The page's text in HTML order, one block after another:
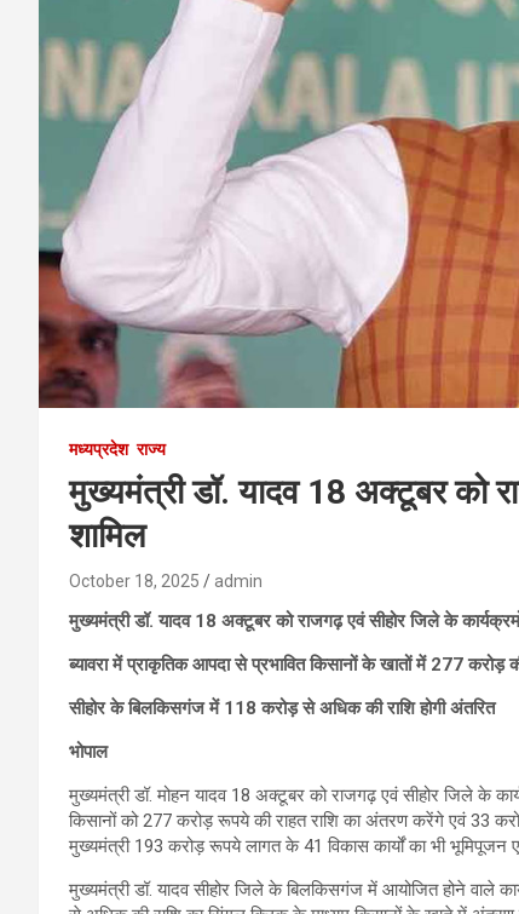
मध्यप्रदेश राज्य
मुख्यमंत्री डॉ. यादव 18 अक्टूबर को
शामिल
October 18, 2025 admin
मुख्यमंत्री डॉ. यादव 18 अक्टूबर को राजगढ़ एवं सीहोर जिले के
ब्यावरा में प्राकृतिक आपदा से प्रभावित किसानों के खातों में 277 करोड़
सीहोर के बिलकिसगंज में 118 करोड़ से अधिक की राशि होगी अंतरित
भोपाल
मुख्यमंत्री डॉ. मोहन यादव 18 अक्टूबर को राजगढ़ एवं सीहोर जिले के
किसानों को 277 करोड़ रूपये की राहत राशि का अंतरण करेंगे एवं 33
मुख्यमंत्री 193 करोड़ रूपये लागत के 41 विकास कार्यों का भी भूमिपूजन
मुख्यमंत्री डॉ. यादव सीहोर जिले के बिलकिसगंज में आयोजित होने